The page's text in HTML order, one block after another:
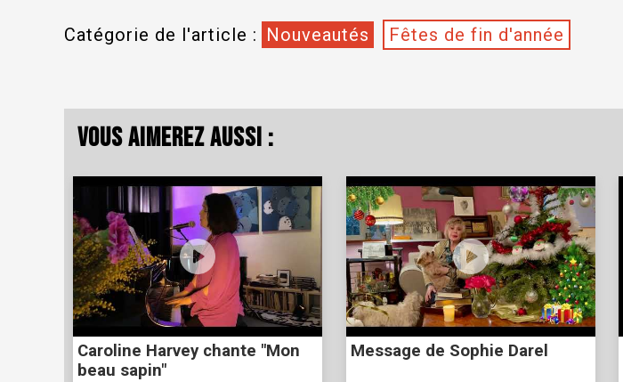
Catégorie de l'article : Nouveautés Fêtes de fin d'année
Vous aimerez aussi :
Caroline Harvey chante "Mon
beau sapin"
Message de Sophie Darel